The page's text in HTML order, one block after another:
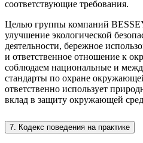
соответствующие требования.
Целью группы компаний
улучшение экологической
деятельности, бережное
и ответственное отношение к
соблюдаем национальные и
стандарты по охране
ответственно использует
вклад в защиту окружающей
7. Кодекс поведения на практике